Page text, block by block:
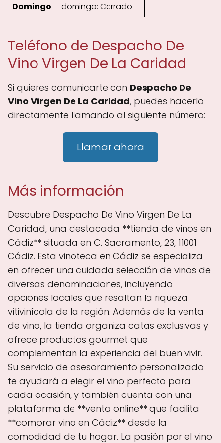
Domingo
domingo: Cerrado
Teléfono de Despacho De
Vino Virgen De La Caridad
Si quieres comunicarte con Despacho De
Vino Virgen De La Caridad, puedes hacerlo
directamente llamando al siguiente número:
Llamar ahora
Más información
Descubre Despacho De Vino Virgen De La
Caridad, una destacada **tienda de vinos en
Cádiz** situada en C. Sacramento, 23, 11001
Cádiz. Esta vinoteca en Cádiz se especializa
en ofrecer una cuidada selección de vinos de
diversas denominaciones, incluyendo
opciones locales que resaltan la riqueza
vitivinícola de la región. Además de la venta
de vino, la tienda organiza catas exclusivas y
ofrece productos gourmet que
complementan la experiencia del buen vivir.
Su servicio de asesoramiento personalizado
te ayudará a elegir el vino perfecto para
cada ocasión, y también cuenta con una
plataforma de **venta online** que facilita
**comprar vino en Cádiz** desde la
comodidad de tu hogar. La pasión por el vino